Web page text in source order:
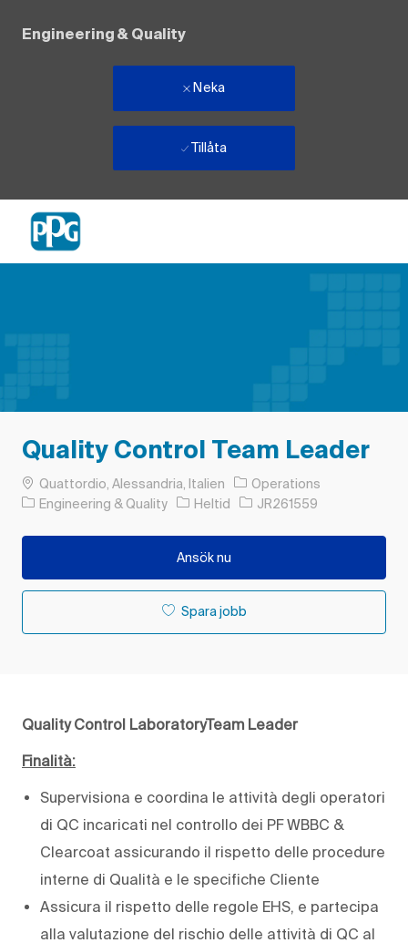
Engineering & Quality
Neka
Tillåta
Quality Control Team Leader
PlatsQuattordio, Alessandria, Italien
Operations
Kategori
Engineering & Quality Typ av jobb
Heltid Jobb-ID
JR261559
Ansök nu
Spara jobb
Quality Control LaboratoryTeam Leader
Finalità:
Supervisiona e coordina le attività degli operatori
di QC incaricati nel controllo dei PF WBBC &
Clearcoat assicurando il rispetto delle procedure
interne di Qualità e le specifiche Cliente
Assicura il rispetto delle regole EHS, e partecipa
alla valutazione del rischio delle attività di QC al